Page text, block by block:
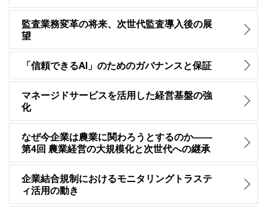
監査業務変革の将来、次世代監査導入後の展
望
「信頼できるAI」のためのガバナンスと保証
マネージドサービスを活用した経営基盤の強
化
なぜ今企業は農業に関わろうとするのか――
第4回 農業経営の大規模化と次世代への継承
企業結合規制におけるモニタリングトラステ
ィ活用の動き